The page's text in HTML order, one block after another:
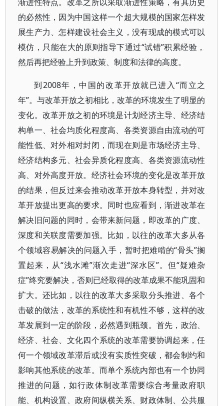
的必然性，因为中国这样一个超大规模的国家怎样发
展生产力、怎样建设社会主义，没有现成的模式可以
模仿，只能在大的原则指导下通过“试错”积累经验，
然后再把经验上升到政策、制度和法律的高度。
到2008年，中国的改革开放就已进入“而立之
年”。与改革开放之初相比，改革的环境发生了明显的
变化。改革开放之初的环境是计划经济主导、经济结
构单一、社会均质化程度高、各类资源自由流动的可
能性低、对外相对封闭，而现在则是市场经济主导、
经济结构多元、社会异质化程度高、各类资源流动性
高、对外高度开放。经济社会环境的变化是改革开放
的结果，但反过来会推动改革开放本身转型，并对改
革开放提出更高的要求。同时也应看到，渐进改革在
解决旧问题的同时，会带来新问题，即改革的广度、
深度和关联度需要加强。比如，以往的改革大多从各
个领域容易解决的问题入手，暂时把难啃的“骨头”搁
置起来，从“浅水滩”渐次走进“深水区”。但“疑难杂
症”终究要解决，否则已经取得的改革成果不能巩固和
扩大。还比如，以往的改革大多采取分头推进、各个
击破的做法，改革的系统性和有机性不够，这样的改
革发展到一定的阶段，必然遇到瓶颈。首先，政治、
经济、社会、文化四个系统的改革需要协调起来，任
何一个领域改革滞后或没有实质性突破，都会制约和
影响其他系统的改革。而单个系统内部也有一个协同
推进的问题，如行政体制改革需要综合考量政府职
能、机构设置、政府间纵横关系、财政体制、公共服